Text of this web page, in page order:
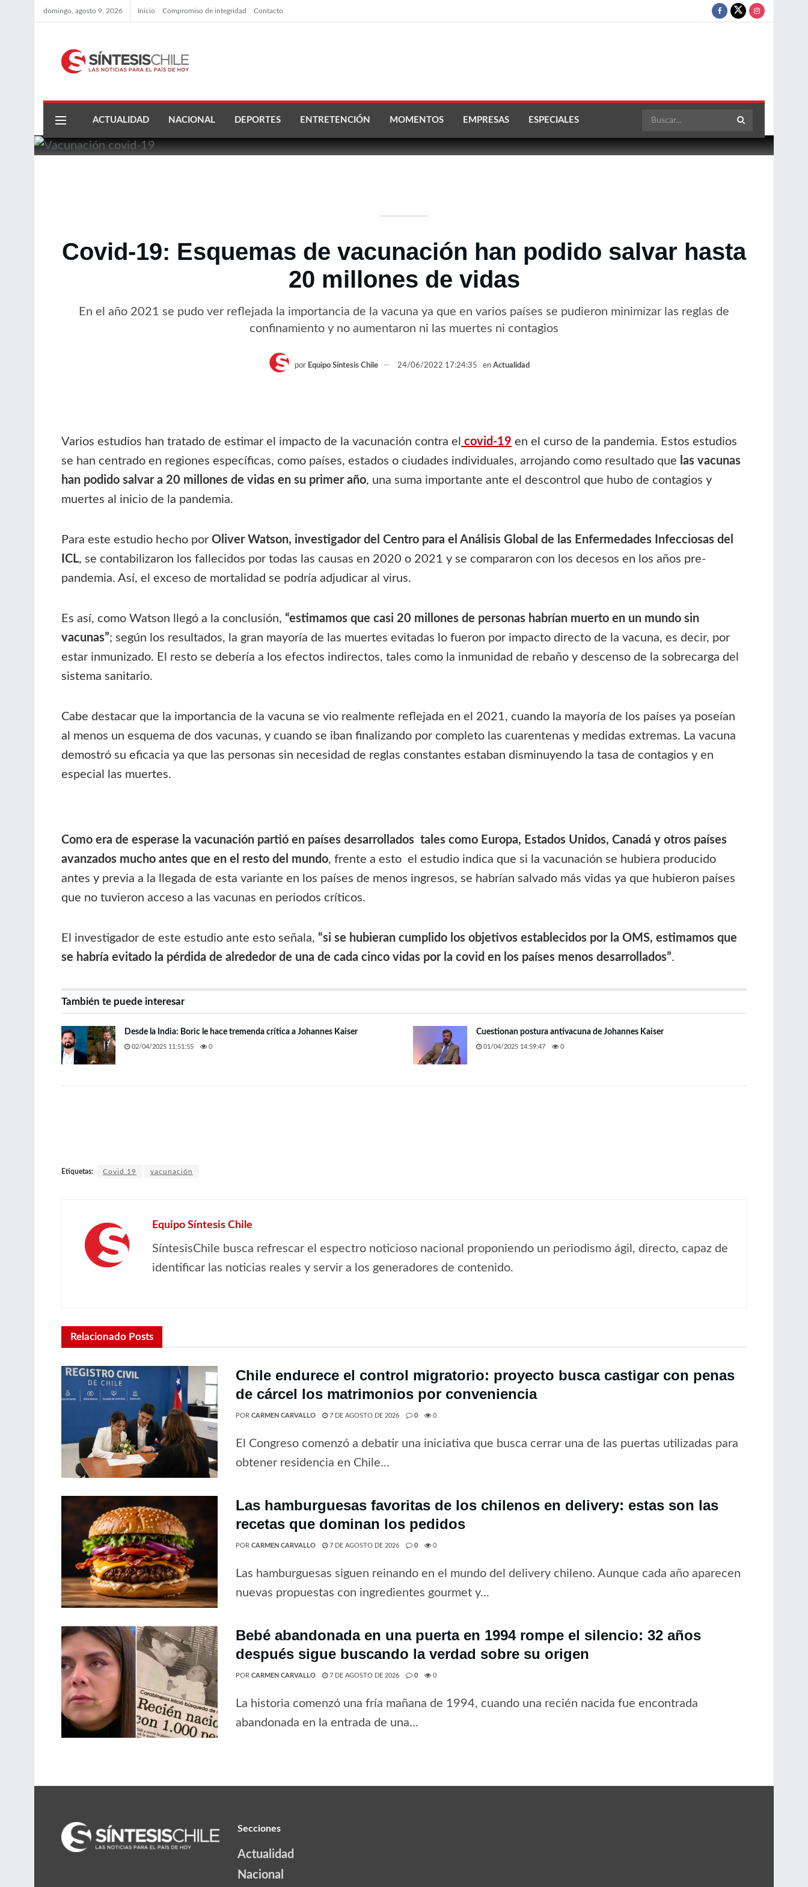
domingo, agosto 9, 2026 Inicio Compromiso de integridad Contacto
ACTUALIDAD NACIONAL DEPORTES ENTRETENCIÓN MOMENTOS EMPRESAS ESPECIALES
Covid-19: Esquemas de vacunación han podido salvar hasta
20 millones de vidas
En el año 2021 se pudo ver reflejada la importancia de la vacuna ya que en varios países se pudieron minimizar las reglas de
confinamiento y no aumentaron ni las muertes ni contagios
por Equipo Síntesis Chile 24/06/2022 17:24:35 en Actualidad
Varios estudios han tratado de estimar el impacto de la vacunación contra el covid-19 en el curso de la pandemia. Estos estudios
se han centrado en regiones específicas, como países, estados o ciudades individuales, arrojando como resultado que las vacunas
han podido salvar a 20 millones de vidas en su primer año, una suma importante ante el descontrol que hubo de contagios y
muertes al inicio de la pandemia.
Para este estudio hecho por Oliver Watson, investigador del Centro para el Análisis Global de las Enfermedades Infecciosas del
ICL, se contabilizaron los fallecidos por todas las causas en 2020 o 2021 y se compararon con los decesos en los años pre-
pandemia. Así, el exceso de mortalidad se podría adjudicar al virus.
Es así, como Watson llegó a la conclusión, “estimamos que casi 20 millones de personas habrían muerto en un mundo sin
vacunas”; según los resultados, la gran mayoría de las muertes evitadas lo fueron por impacto directo de la vacuna, es decir, por
estar inmunizado. El resto se debería a los efectos indirectos, tales como la inmunidad de rebaño y descenso de la sobrecarga del
sistema sanitario.
Cabe destacar que la importancia de la vacuna se vio realmente reflejada en el 2021, cuando la mayoría de los países ya poseían
al menos un esquema de dos vacunas, y cuando se iban finalizando por completo las cuarentenas y medidas extremas. La vacuna
demostró su eficacia ya que las personas sin necesidad de reglas constantes estaban disminuyendo la tasa de contagios y en
especial las muertes.
Como era de esperase la vacunación partió en países desarrollados tales como Europa, Estados Unidos, Canadá y otros países
avanzados mucho antes que en el resto del mundo, frente a esto el estudio indica que si la vacunación se hubiera producido
antes y previa a la llegada de esta variante en los países de menos ingresos, se habrían salvado más vidas ya que hubieron países
que no tuvieron acceso a las vacunas en periodos críticos.
El investigador de este estudio ante esto señala, “si se hubieran cumplido los objetivos establecidos por la OMS, estimamos que
se habría evitado la pérdida de alrededor de una de cada cinco vidas por la covid en los países menos desarrollados”.
También te puede interesar
Desde la India: Boric le hace tremenda crítica a Johannes Kaiser
02/04/2025 11:51:55 0
Cuestionan postura antivacuna de Johannes Kaiser
01/04/2025 14:59:47 0
Etiquetas: Covid 19 vacunación
Equipo Síntesis Chile
SíntesisChile busca refrescar el espectro noticioso nacional proponiendo un periodismo ágil, directo, capaz de
identificar las noticias reales y servir a los generadores de contenido.
Relacionado Posts
Chile endurece el control migratorio: proyecto busca castigar con penas
de cárcel los matrimonios por conveniencia
POR CARMEN CARVALLO 7 DE AGOSTO DE 2026 0 0
El Congreso comenzó a debatir una iniciativa que busca cerrar una de las puertas utilizadas para
obtener residencia en Chile...
Las hamburguesas favoritas de los chilenos en delivery: estas son las
recetas que dominan los pedidos
POR CARMEN CARVALLO 7 DE AGOSTO DE 2026 0 0
Las hamburguesas siguen reinando en el mundo del delivery chileno. Aunque cada año aparecen
nuevas propuestas con ingredientes gourmet y...
Bebé abandonada en una puerta en 1994 rompe el silencio: 32 años
después sigue buscando la verdad sobre su origen
POR CARMEN CARVALLO 7 DE AGOSTO DE 2026 0 0
La historia comenzó una fría mañana de 1994, cuando una recién nacida fue encontrada
abandonada en la entrada de una...
Secciones
Actualidad
Nacional